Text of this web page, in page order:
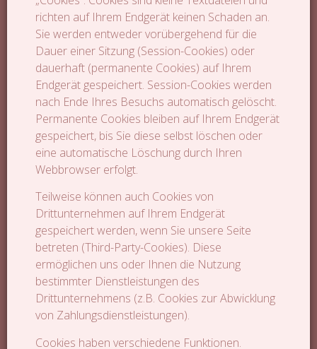
richten auf Ihrem Endgerät keinen Schaden an.
Sie werden entweder vorübergehend für die
Dauer einer Sitzung (Session-Cookies) oder
dauerhaft (permanente Cookies) auf Ihrem
Endgerät gespeichert. Session-Cookies werden
nach Ende Ihres Besuchs automatisch gelöscht.
Permanente Cookies bleiben auf Ihrem Endgerät
gespeichert, bis Sie diese selbst löschen oder
eine automatische Löschung durch Ihren
Webbrowser erfolgt.
Teilweise können auch Cookies von
Drittunternehmen auf Ihrem Endgerät
gespeichert werden, wenn Sie unsere Seite
betreten (Third-Party-Cookies). Diese
ermöglichen uns oder Ihnen die Nutzung
bestimmter Dienstleistungen des
Drittunternehmens (z.B. Cookies zur Abwicklung
von Zahlungsdienstleistungen).
Cookies haben verschiedene Funktionen.